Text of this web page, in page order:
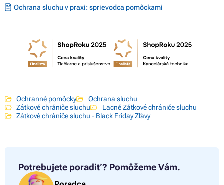
Ochrana sluchu v praxi: sprievodca pomôckami
Ochranné pomôcky
Ochrana sluchu
Zátkové chrániče sluchu
Lacné Zátkové chrániče sluchu
Zátkové chrániče sluchu - Black Friday Zľavy
Potrebujete poradiť? Pomôžeme Vám.